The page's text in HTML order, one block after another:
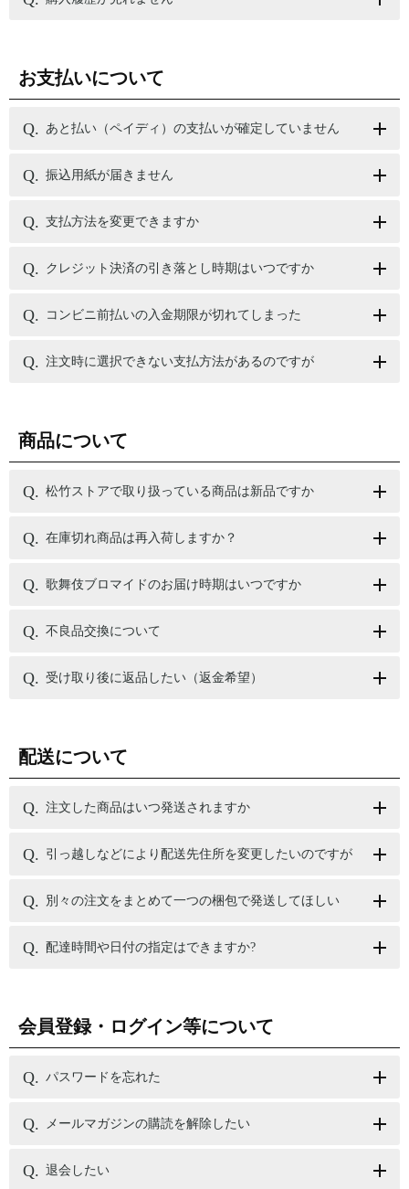
お支払いについて
あと払い（ペイディ）の支払いが確定していません
振込用紙が届きません
支払方法を変更できますか
クレジット決済の引き落とし時期はいつですか
コンビニ前払いの入金期限が切れてしまった
注文時に選択できない支払方法があるのですが
商品について
松竹ストアで取り扱っている商品は新品ですか
在庫切れ商品は再入荷しますか？
歌舞伎ブロマイドのお届け時期はいつですか
不良品交換について
受け取り後に返品したい（返金希望）
配送について
注文した商品はいつ発送されますか
引っ越しなどにより配送先住所を変更したいのですが
別々の注文をまとめて一つの梱包で発送してほしい
配達時間や日付の指定はできますか?
会員登録・ログイン等について
パスワードを忘れた
メールマガジンの購読を解除したい
退会したい